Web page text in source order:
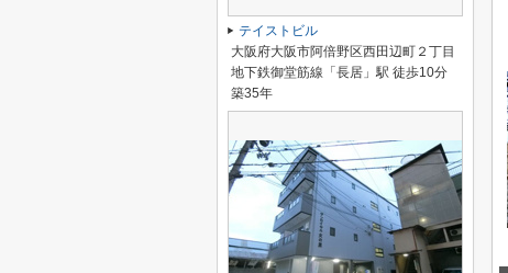
テイストビル
大阪府大阪市阿倍野区西田辺町２丁目
地下鉄御堂筋線「長居」駅 徒歩10分
築35年